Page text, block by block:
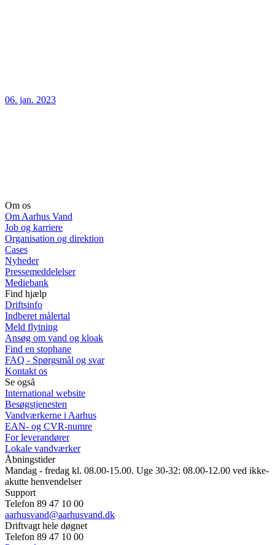
06. jan. 2023
Om os
Om Aarhus Vand
Job og karriere
Organisation og direktion
Cases
Nyheder
Pressemeddelelser
Mediebank
Find hjælp
Driftsinfo
Indberet målertal
Meld flytning
Ansøg om vand og kloak
Find en stophane
FAQ - Spørgsmål og svar
Kontakt os
Se også
International website
Besøgstjenesten
Vandværkerne i Aarhus
EAN- og CVR-numre
For leverandører
Lokale vandværker
Åbningstider
Mandag - fredag kl. 08.00-15.00. Uge 30-32: 08.00-12.00 ved ikke-
akutte henvendelser
Support
Telefon 89 47 10 00
aarhusvand@aarhusvand.dk
Driftvagt hele døgnet
Telefon 89 47 10 00